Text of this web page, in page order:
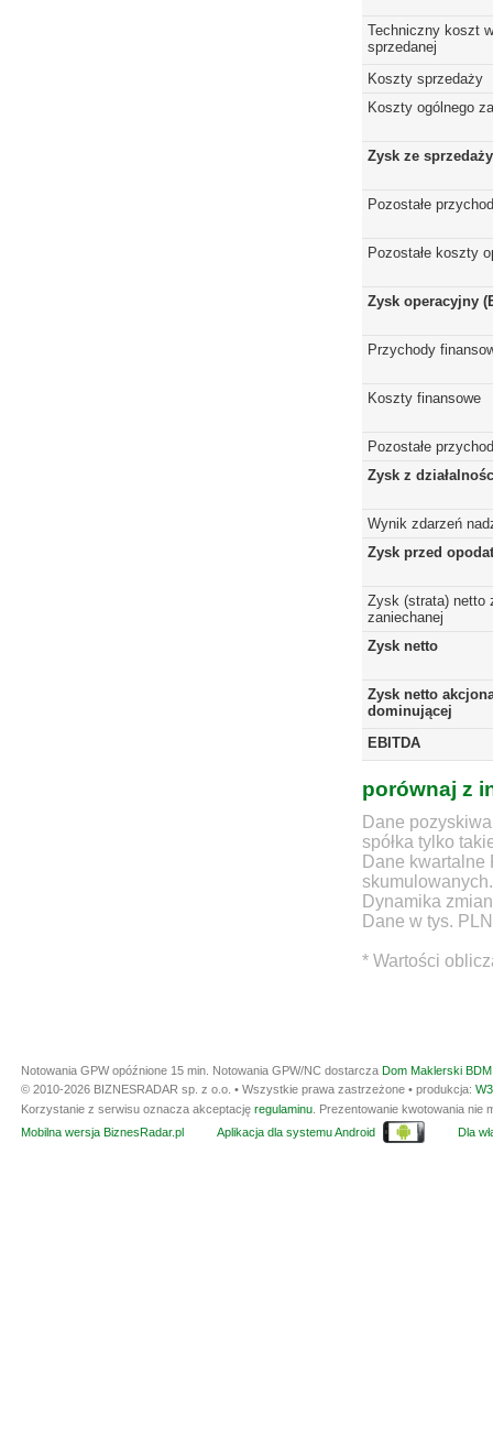
Techniczny koszt
sprzedanej
Koszty sprzedaży
Koszty ogólnego
Zysk ze sprzedaży
Pozostałe
Pozostałe koszty
Zysk operacyjny
Przychody
Koszty finansowe
Pozostałe
Zysk z
Wynik zdarzeń
Zysk przed
Zysk (strata) netto
zaniechanej
Zysk netto
Zysk netto
dominującej
EBITDA
porównaj z
Dane
spółka tylko
Dane
skumulowanych.
Dynamika
Dane w tys. PLN
* Wartości
Notowania GPW opóźnione 15 min. Notowania GPW/NC dostarcza Dom Maklerski
© 2010-2026 BIZNESRADAR sp. z o.o. • Wszystkie prawa zastrzeżone • produkcja:
Korzystanie z serwisu oznacza akceptację regulaminu . Prezentowanie kwotowania
Mobilna wersja BiznesRadar.pl
Aplikacja dla systemu Android Dla